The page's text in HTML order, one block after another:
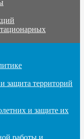
защита территорий
и защите их
работы и